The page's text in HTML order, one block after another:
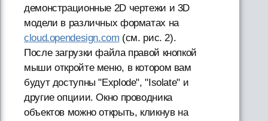
демонстрационные 2D чертежи и 3D
модели в различных форматах на
cloud.opendesign.com (см. рис. 2).
После загрузки файла правой кнопкой
мыши откройте меню, в котором вам
будут доступны "Explode", "Isolate" и
другие опциии. Окно проводника
объектов можно открыть, кликнув на